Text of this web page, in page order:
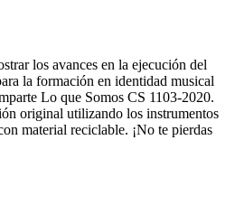
los avances en la ejecución del
la formación en identidad musical
Lo que Somos CS 1103-2020.
original utilizando los instrumentos
material reciclable. ¡No te pierdas